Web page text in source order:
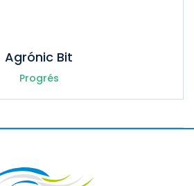
Agrónic Bit
Progrés